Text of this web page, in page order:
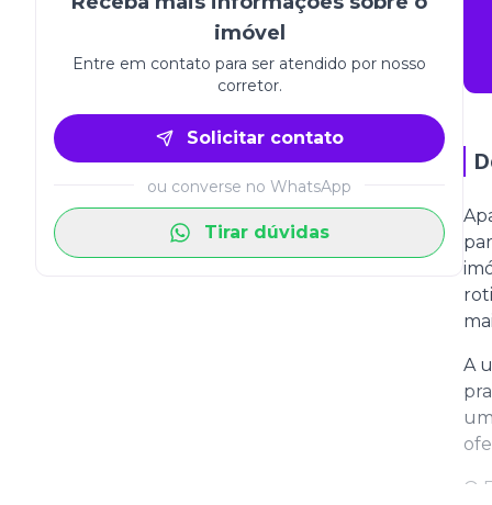
imóvel
Entre em contato para ser atendido por nosso
corretor.
Solicitar contato
ou converse no WhatsApp
Tirar dúvidas
A
O